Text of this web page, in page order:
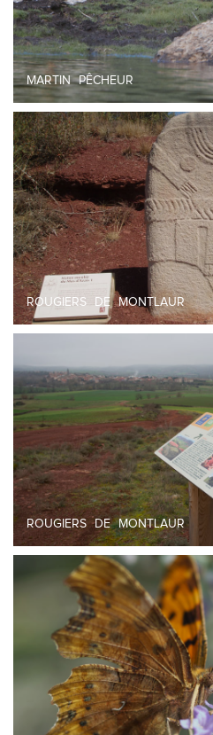
MARTIN PÊCHEUR
ROUGIERS DE MONTLAUR
ROUGIERS DE MONTLAUR